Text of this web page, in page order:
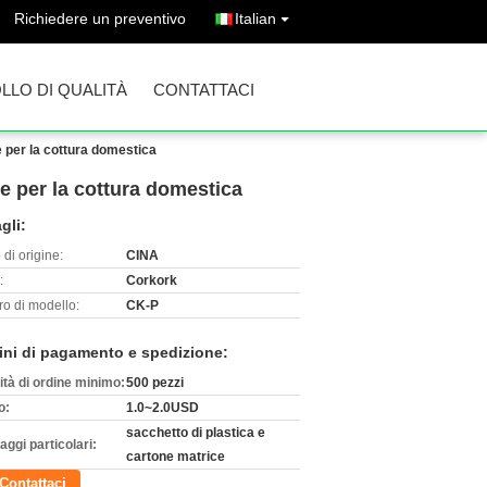
Richiedere un preventivo Italian
DI QUALITÀ CONTATTACI
per la cottura domestica
per la cottura domestica
di origine:
CINA
Corkork
di modello:
CK-P
di pagamento e spedizione:
di ordine minimo:500 pezzi
1.0~2.0USD
particolari:
sacchetto di plastica e
cartone matrice
Contattaci